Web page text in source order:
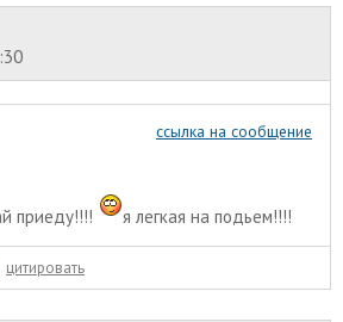
ссылка на сообщение
приеду!!!! я легкая на подьем!!!!
цитировать